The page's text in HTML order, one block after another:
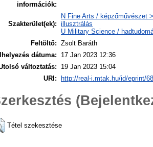
információk:
Szakterület(ek):
N Fine Arts / képzőművészet
illusztrálás
U Military Science /
Feltöltő: Zsolt Baráth
dátuma:
17 Jan 2023 12:36
változtatás:
19 Jan 2023 15:04
URI: http://real-i.mtak.hu/id/eprint/
Tétel szekesztése